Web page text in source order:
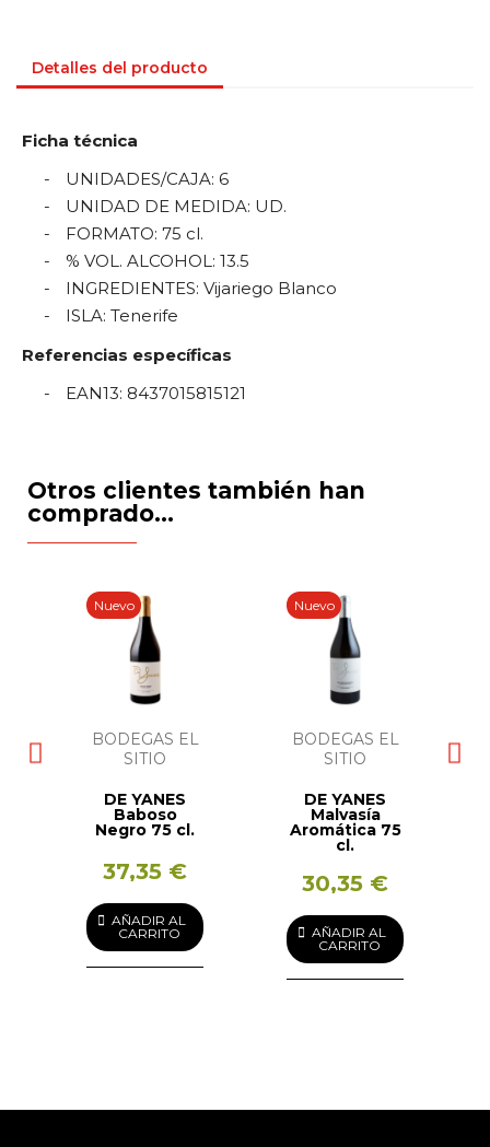
Detalles del producto
Ficha técnica
UNIDADES/CAJA: 6
UNIDAD DE MEDIDA: UD.
FORMATO: 75 cl.
% VOL. ALCOHOL: 13.5
INGREDIENTES: Vijariego Blanco
ISLA: Tenerife
Referencias específicas
EAN13: 8437015815121
Otros clientes también han
comprado...
Nuevo
BODEGAS EL
SITIO
DE YANES
Baboso
Negro 75 cl.
37,35 €
AÑADIR AL
CARRITO
Nuevo
BODEGAS EL
SITIO
DE YANES
Malvasía
Aromática 75
cl.
30,35 €
AÑADIR AL
CARRITO